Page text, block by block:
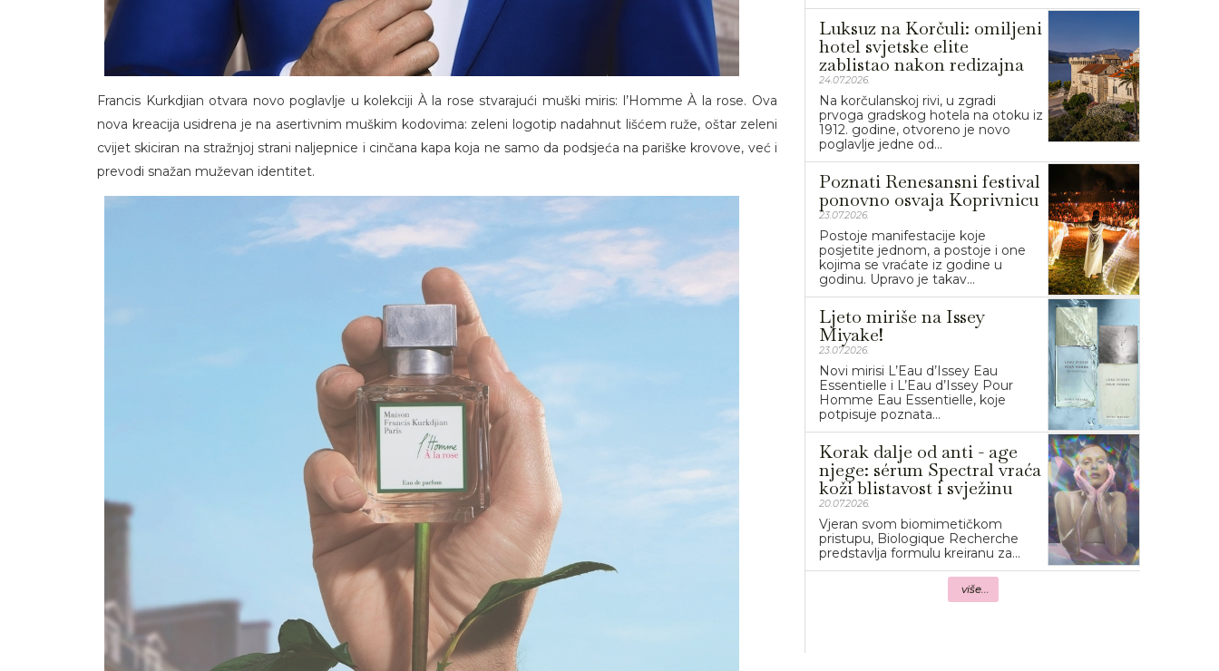
Francis Kurkdjian otvara novo poglavlje u kolekciji À la rose stvarajući muški miris: l’Homme À la rose. Ova
nova kreacija usidrena je na asertivnim muškim kodovima: zeleni logotip nadahnut lišćem ruže, oštar zeleni
cvijet skiciran na stražnjoj strani naljepnice i cinčana kapa koja ne samo da podsjeća na pariške krovove, već i
prevodi snažan muževan identitet.
Luksuz na Korčuli: omiljeni
hotel svjetske elite
zablistao nakon redizajna
24.07.2026.
Na korčulanskoj rivi, u zgradi
prvoga gradskog hotela na otoku iz
1912. godine, otvoreno je novo
poglavlje jedne od...
Poznati Renesansni festival
ponovno osvaja Koprivnicu
23.07.2026.
Postoje manifestacije koje
posjetite jednom, a postoje i one
kojima se vraćate iz godine u
godinu. Upravo je takav...
Ljeto miriše na Issey
Miyake!
23.07.2026.
Novi mirisi L’Eau d’Issey Eau
Essentielle i L’Eau d’Issey Pour
Homme Eau Essentielle, koje
potpisuje poznata...
Korak dalje od anti - age
njege: sérum Spectral vraća
koži blistavost i svježinu
20.07.2026.
Vjeran svom biomimetičkom
pristupu, Biologique Recherche
predstavlja formulu kreiranu za...
više...